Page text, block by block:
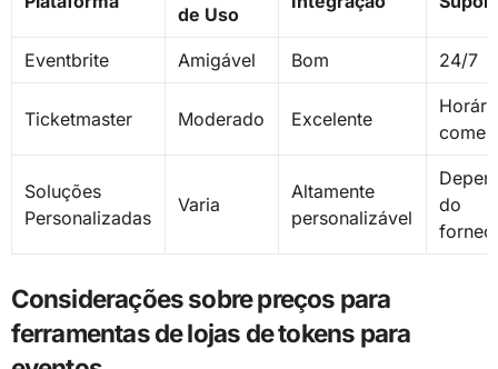
de Uso
Eventbrite Amigável Bom 24/7
Ticketmaster Moderado Excelente
Soluções
Personalizadas
Varia
Altamente
personalizável
do
Considerações sobre preços para
ferramentas de lojas de tokens para